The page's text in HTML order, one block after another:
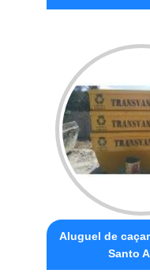
Aluguel de
Santo